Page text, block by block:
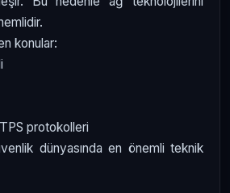
konular:
protokolleri
dünyasında en önemli teknik